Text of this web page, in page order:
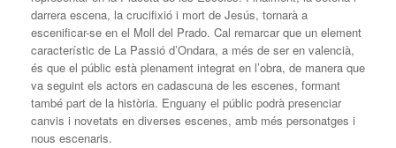
darrera escena, la crucifixió i mort de Jesús, tornarà a
escenificar-se en el Moll del Prado. Cal remarcar que un element
característic de La Passió d’Ondara, a més de ser en valencià,
és que el públic està plenament integrat en l’obra, de manera que
va seguint els actors en cadascuna de les escenes, formant
també part de la història. Enguany el públic podrà presenciar
canvis i novetats en diverses escenes, amb més personatges i
nous escenaris.